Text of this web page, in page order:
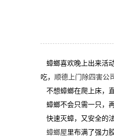
蟑螂喜欢晚上出来活
吃， 顺德上门除四害公
不想蟑螂在爬上床，
蟑螂不会只需一只，
快速灭蟑，又安全的
蟑螂屋里布满了强力